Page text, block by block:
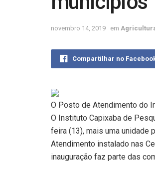
novembro 14, 2019 em
Compartilhar no
O Posto de Atendimento do
O Instituto Capixaba de
feira (13), mais uma unidade
Atendimento instalado nas
inauguração faz parte das